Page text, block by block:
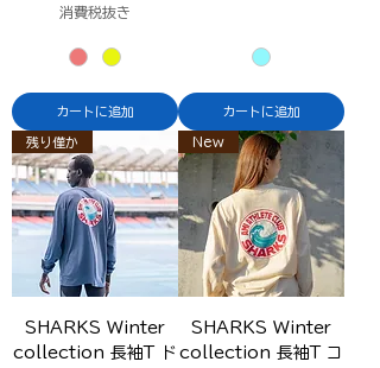
消費税抜き
カートに追加 カートに追加
残り僅か
SHARKS Winter
collection 長袖T ド
New
SHARKS Winter
collection 長袖T コ